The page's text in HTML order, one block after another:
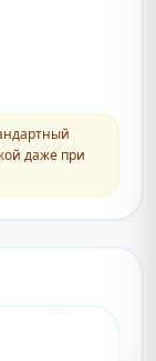
даже при